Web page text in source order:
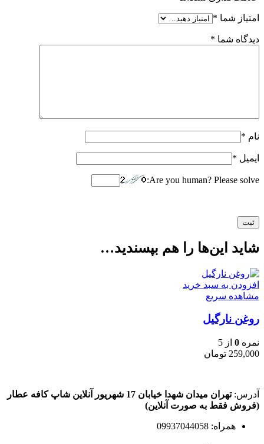
امتیاز شما *
دیدگاه شما *
نام *
ایمیل *
Are you human? Please solve:
شاید این‌ها را هم بپسندید…
افزودن به سبد خرید
مشاهده سریع
روغن نارگیل
نمره 0 از 5
259,000 تومان
آدرس:تهران میدان شهدا خیابان 17 شهریور آنلاین شاپ کافه عطار
(فروش فقط به صورت آنلاین)
همراه: 09937044058